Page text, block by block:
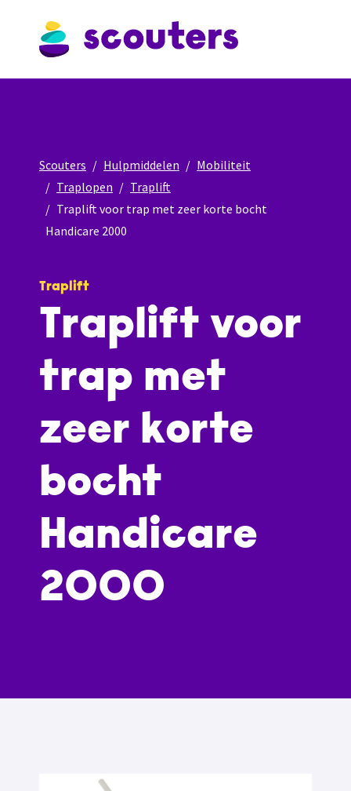
Scouters Hulpmiddelen
Mobiliteit
Traplopen
Traplift
Traplift voor trap met zeer korte bocht
Handicare 2000
Traplift
Traplift voor
trap met
zeer korte
bocht
Handicare
2000